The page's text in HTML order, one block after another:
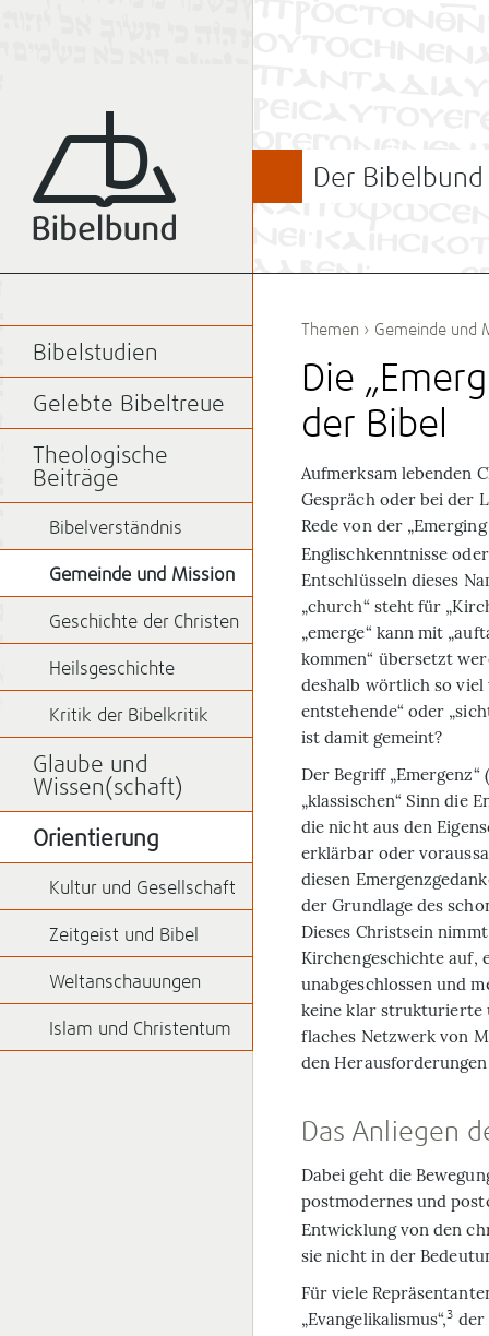
Der Bibelbund
Themen › Gemeinde und
Die
der Bibel
Aufmerksam lebenden
Gespräch oder bei der
Rede von der
Englischkenntnisse
Entschlüsseln dieses
„church“ steht für
„emerge“ kann mit
kommen“ übersetzt
deshalb wörtlich so viel
entstehende“ oder
ist damit gemeint?
Der Begriff
„klassischen“ Sinn die
die nicht aus den
erklärbar oder
diesen
der Grundlage des
Dieses Christsein
Kirchengeschichte auf,
unabgeschlossen und
keine klar strukturierte
flaches Netzwerk von
den
Das Anliegen
Dabei geht die
postmodernes und
Entwicklung von den
sie nicht in der
Für viele
„Evangelikalismus“,3 der
Bibelstudien
Gelebte Bibeltreue
Theologische
Beiträge
Bibelverständnis
Gemeinde und Mission
Geschichte der Christen
Heilsgeschichte
Kritik der Bibelkritik
Glaube und
Wissen(schaft)
Orientierung
Kultur und Gesellschaft
Zeitgeist und Bibel
Weltanschauungen
Islam und Christentum